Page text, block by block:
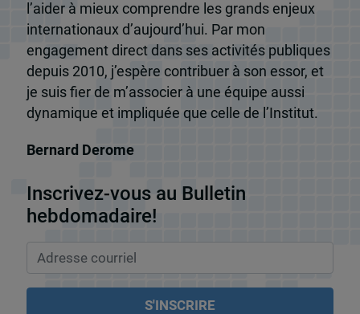
l’aider à mieux comprendre les grands enjeux
internationaux d’aujourd’hui. Par mon
engagement direct dans ses activités publiques
depuis 2010, j’espère contribuer à son essor, et
je suis fier de m’associer à une équipe aussi
dynamique et impliquée que celle de l’Institut.
Bernard Derome
Inscrivez-vous au Bulletin
hebdomadaire!